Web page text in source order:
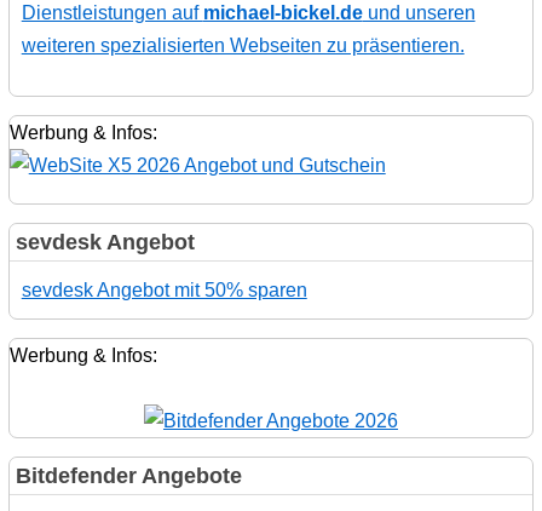
Dienstleistungen auf michael-bickel.deund unseren
weiteren spezialisierten Webseiten zu präsentieren.
Werbung & Infos:
sevdesk Angebot
sevdesk Angebot mit 50% sparen
Werbung & Infos:
Bitdefender Angebote